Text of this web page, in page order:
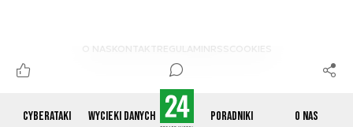
Cyberataki Wycieki danych Poradniki O nas
O NAS KONTAKTREGULAMINRSS COOKIES
© 2012-2026 CYBERDEFENCE24